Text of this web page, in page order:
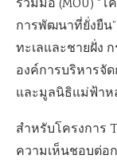
ร่วมมือ (MOU) “
การพัฒนาที่ยั่งยืน
ทะเลและชายฝั่ง
องค์การบริหารจั
และมูลนิธิแม่ฟ้าห
สำหรับโครงการ
ความเห็นชอบต่อ